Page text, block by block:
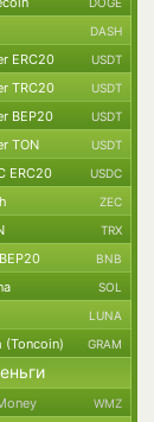
DASH
ERC20 USDT
TRC20 USDT
BEP20 USDT
TON USDT
ERC20 USDC
ZEC
TRX
BNB
SOL
LUNA
(Toncoin) GRAM
WMZ